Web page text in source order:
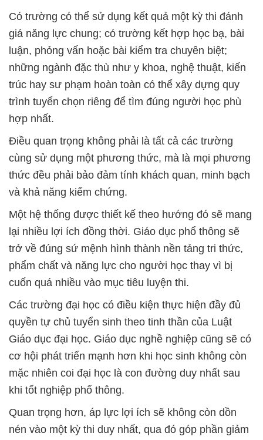
Có trường có thể sử dụng kết quả một kỳ thi đánh
giá năng lực chung; có trường kết hợp học bạ, bài
luận, phỏng vấn hoặc bài kiểm tra chuyên biệt;
những ngành đặc thù như y khoa, nghệ thuật, kiến
trúc hay sư phạm hoàn toàn có thể xây dựng quy
trình tuyển chọn riêng để tìm đúng người học phù
hợp nhất.
Điều quan trọng không phải là tất cả các trường
cùng sử dụng một phương thức, mà là mọi phương
thức đều phải bảo đảm tính khách quan, minh bạch
và khả năng kiểm chứng.
Một hệ thống được thiết kế theo hướng đó sẽ mang
lại nhiều lợi ích đồng thời. Giáo dục phổ thông sẽ
trở về đúng sứ mệnh hình thành nền tảng tri thức,
phẩm chất và năng lực cho người học thay vì bị
cuốn quá nhiều vào mục tiêu luyện thi.
Các trường đại học có điều kiện thực hiện đầy đủ
quyền tự chủ tuyển sinh theo tinh thần của Luật
Giáo dục đại học. Giáo dục nghề nghiệp cũng sẽ có
cơ hội phát triển mạnh hơn khi học sinh không còn
mặc nhiên coi đại học là con đường duy nhất sau
khi tốt nghiệp phổ thông.
Quan trọng hơn, áp lực lợi ích sẽ không còn dồn
nén vào một kỳ thi duy nhất, qua đó góp phần giảm